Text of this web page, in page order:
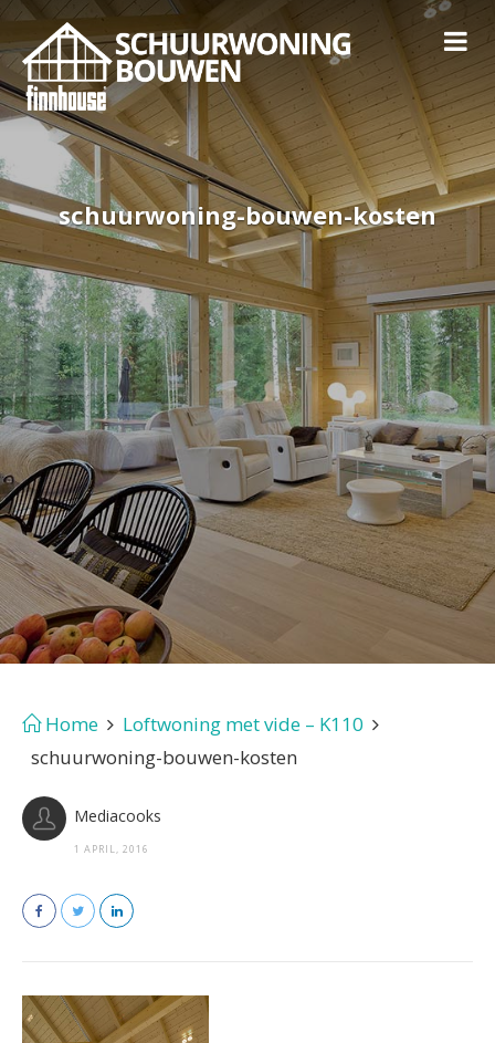
schuurwoning-bouwen-kosten
Home
Loftwoning met vide – K110
schuurwoning-bouwen-kosten
Mediacooks
1 APRIL, 2016